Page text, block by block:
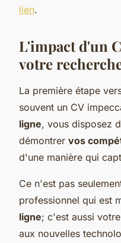
lien.
L'impact d'un
votre
La première étape
souvent un CV
ligne, vous disposez
démontrer vos
d'une manière qui
Ce n'est pas
professionnel qui est
ligne; c'est aussi
aux nouvelles